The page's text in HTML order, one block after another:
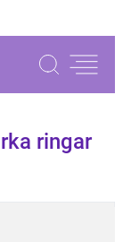
ringar